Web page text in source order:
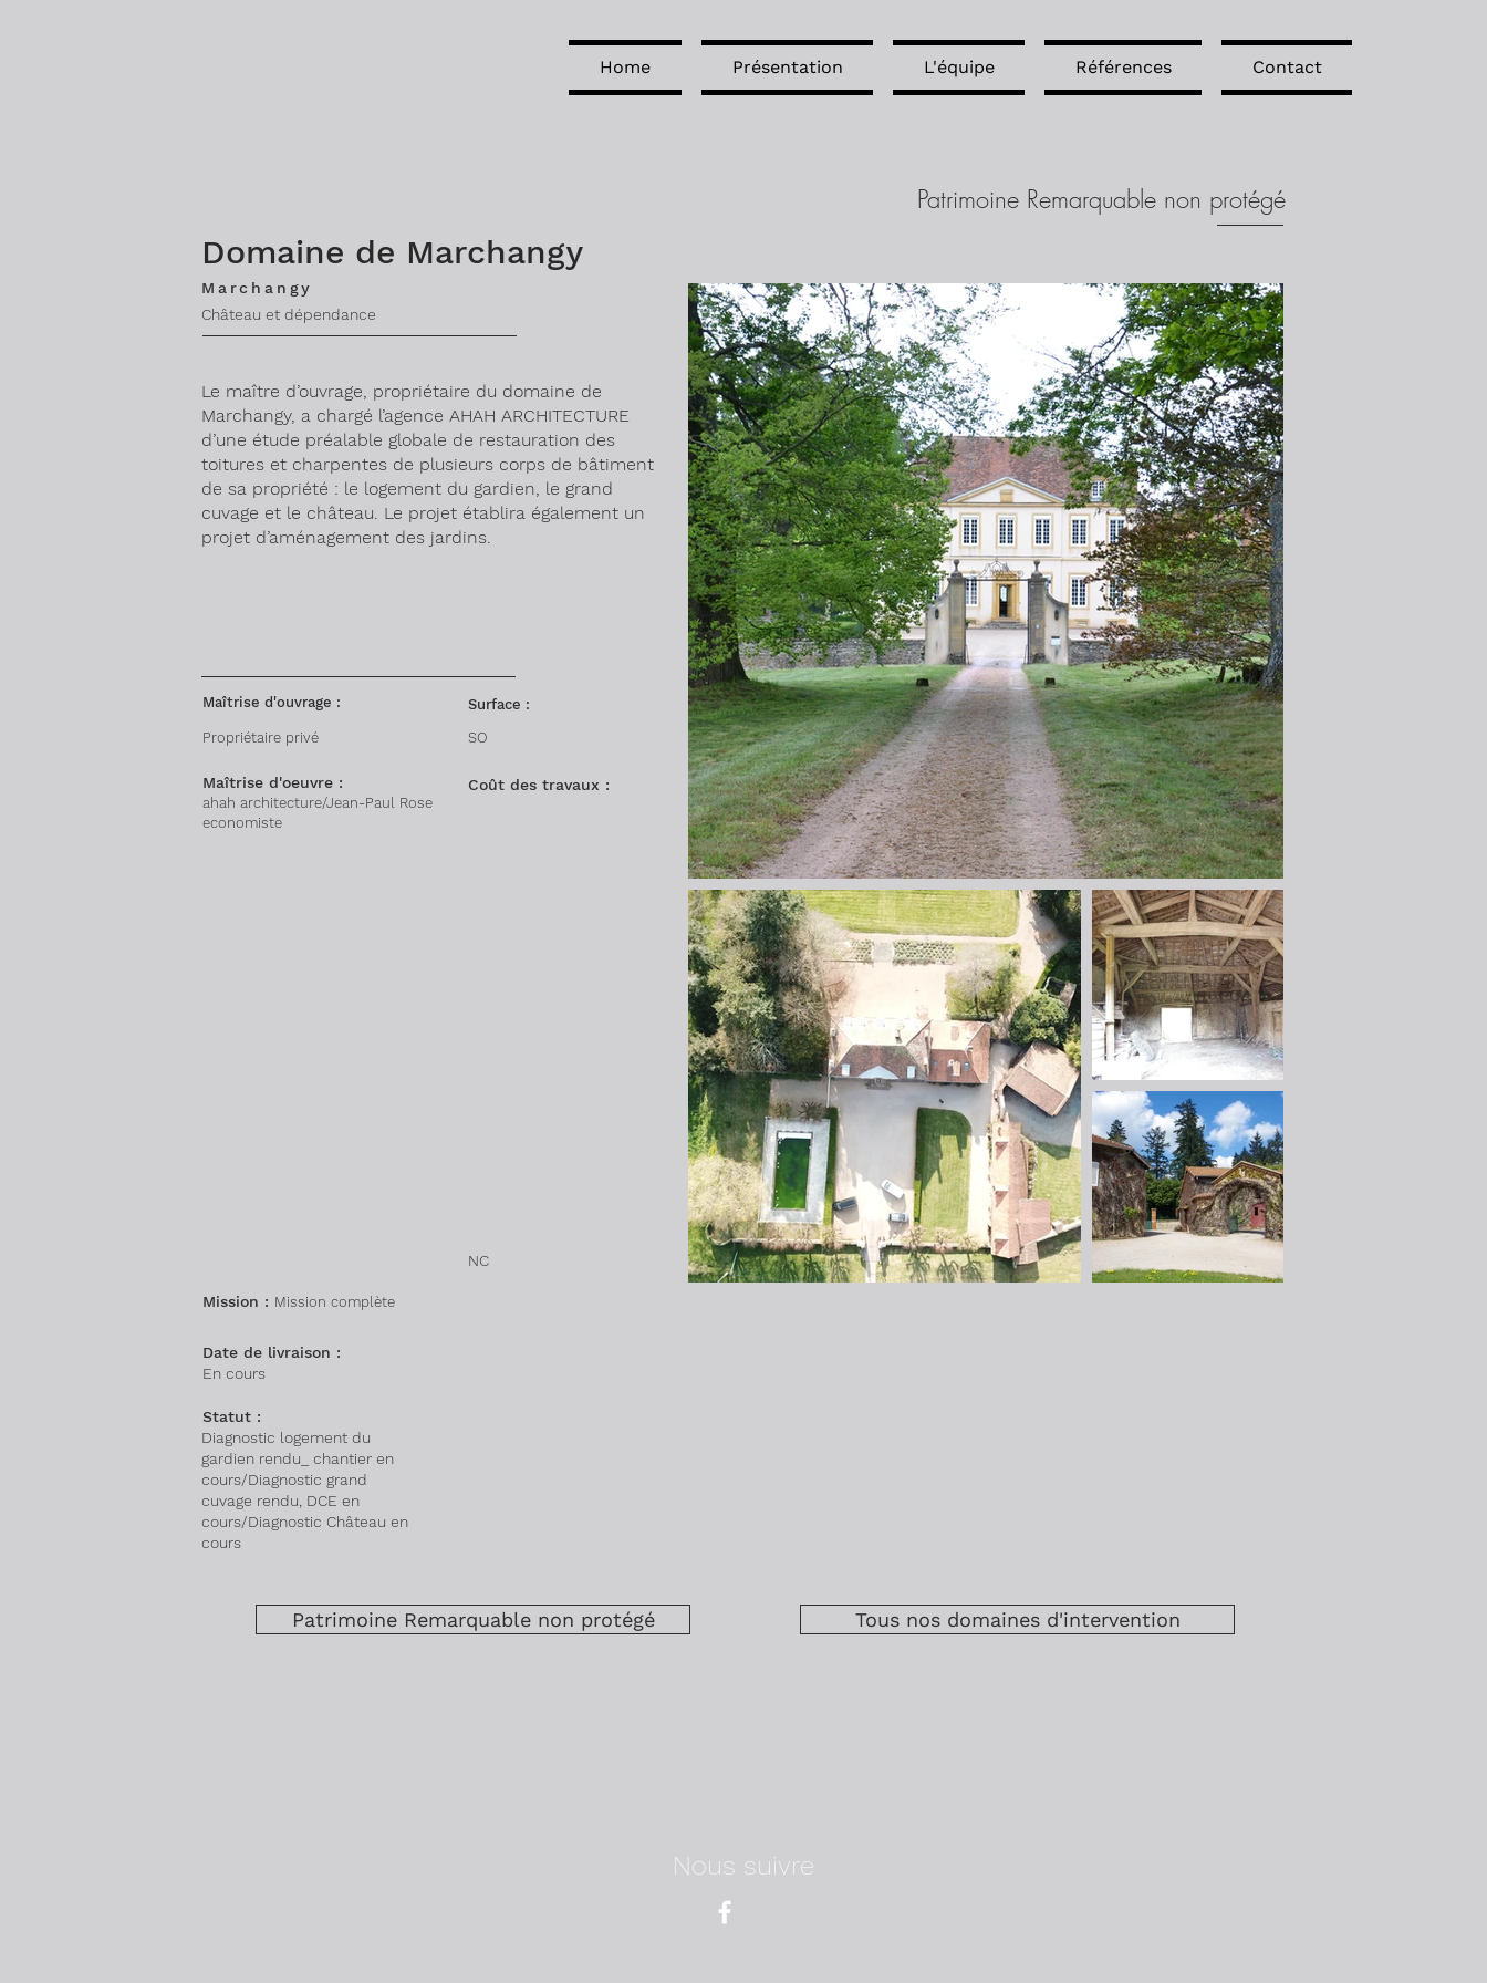
Home Présentation L'équipe Références Contact
Patrimoine Remarquable non protégé
Domaine de Marchangy
Marchangy
Château et dépendance
Le maître d’ouvrage, propriétaire du domaine de
Marchangy, a chargé l’agence AHAH ARCHITECTURE
d’une étude préalable globale de restauration des
toitures et charpentes de plusieurs corps de bâtiment
de sa propriété : le logement du gardien, le grand
cuvage et le château. Le projet établira également un
projet d’aménagement des jardins.
Maîtrise d'ouvrage :
Surface :
Propriétaire privé
SO
Maîtrise d'oeuvre :
ahah architecture/Jean-Paul Rose
economiste
Mission complète
Mission :
Coût des travaux :
NC
Date de livraison :
Statut :
En cours
Diagnostic logement du
gardien rendu_ chantier en
cours/Diagnostic grand
cuvage rendu, DCE en
cours/Diagnostic Château en
cours
Patrimoine Remarquable non protégé Tous nos domaines d'intervention
Nous suivre